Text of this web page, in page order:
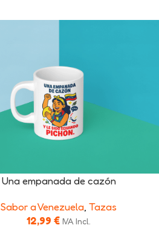
Una empanada de cazón
Sabor a Venezuela ,Tazas
12,99€ IVA Incl.